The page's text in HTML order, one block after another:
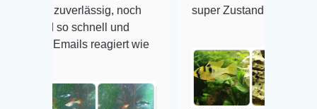
noch
reagiert wie
super Zustand. Gerne wieder 😃